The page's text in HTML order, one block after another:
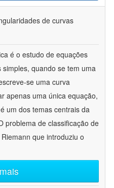
de curvas
é o estudo de equações
quando se tem uma
se uma curva
apenas uma única equação,
um dos temas centrais da
problema de classificação de
que introduziu o